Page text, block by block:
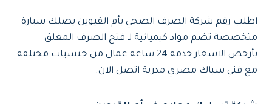
اطلب رقم شركة الصرف الصحي بأم القيوين يصلك سيارة
متخصصة تضم مواد كيميائية لـ فتح الصرف المغلق
بأرخص الاسعار خدمة 24 ساعة عمال من جنسيات مختلفة
مع فني سباك مصري مدربة اتصل الان.